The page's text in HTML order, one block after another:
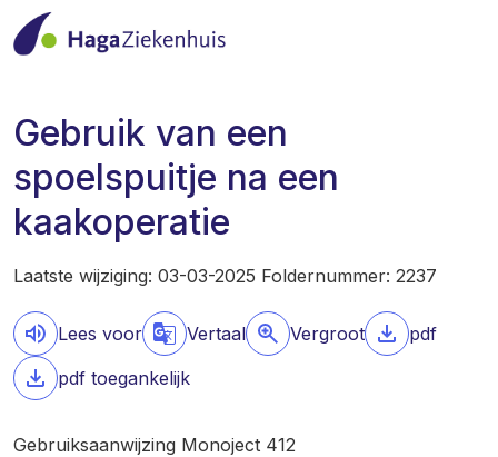
Gebruik van een
spoelspuitje na een
kaakoperatie
Laatste wijziging: 03-03-2025 Foldernummer: 2237
Lees voor Vertaal Vergroot
pdf
pdf toegankelijk
Gebruiksaanwijzing Monoject 412